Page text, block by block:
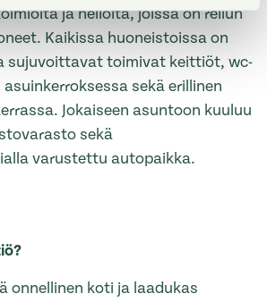
ja neliöitä, joissa on reilun
Kaikissa huoneistoissa on
sujuvoittavat toimivat keittiöt, wc-
sekä erillinen
Jokaiseen asuntoon kuuluu
sekä
varustettu autopaikka.
onnellinen koti ja laadukas